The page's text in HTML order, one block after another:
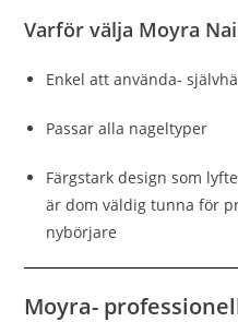
Varför välja Moyra
Enkel att använda-
Passar alla nageltyper
Färgstark design som
är dom väldig tunna för
nybörjare
Moyra-